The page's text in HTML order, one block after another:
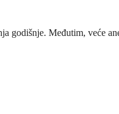
godišnje. Međutim, veće